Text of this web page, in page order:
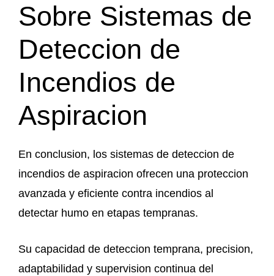
Sobre Sistemas de
Deteccion de
Incendios de
Aspiracion
En conclusion, los sistemas de deteccion de
incendios de aspiracion ofrecen una proteccion
avanzada y eficiente contra incendios al
detectar humo en etapas tempranas.
Su capacidad de deteccion temprana, precision,
adaptabilidad y supervision continua del